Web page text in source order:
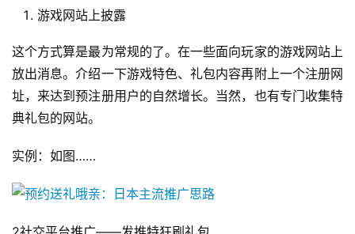
游戏网站上披露
这个方式算是最为常规的了。在一些面向玩家的游戏网站上
放出消息。介绍一下游戏特色、礼包内容再附上一个注册网
址，来达到预注册用户的自然增长。当然，也有专门收集特
典礼包的网站。
实例：如图……